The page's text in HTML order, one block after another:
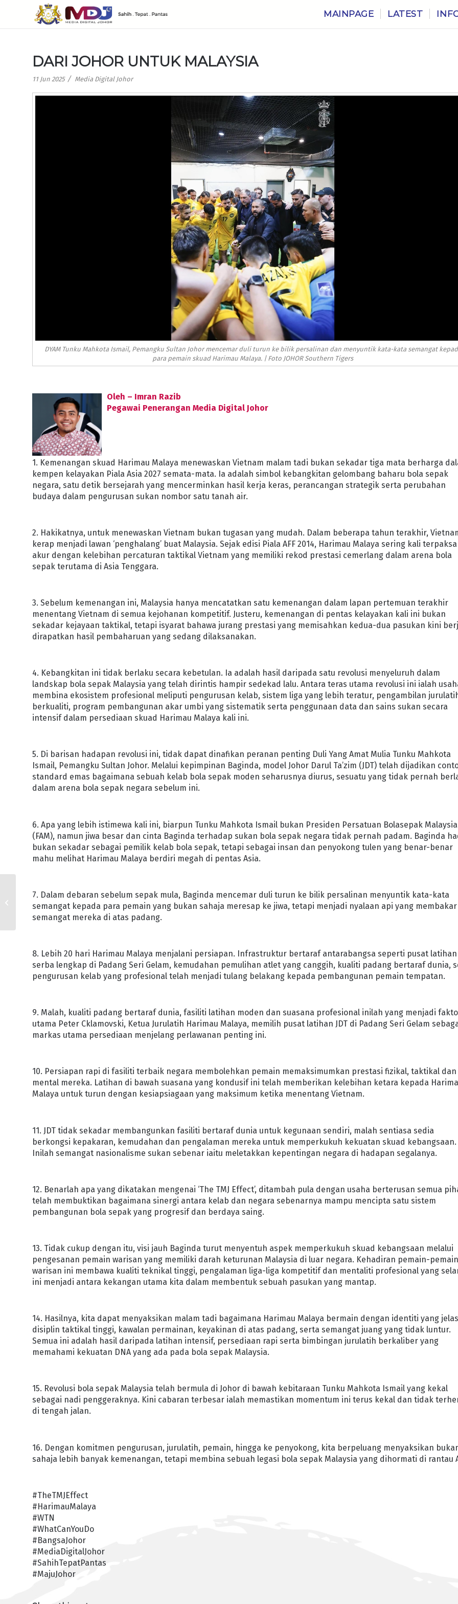
MAINPAGE LATEST
DARI JOHOR UNTUK MALAYSIA
11 Jun 2025 / Media Digital Johor
DYAM Tunku Mahkota Ismail, Pemangku Sultan Johor mencemar duli turun ke bilik persalinan dan menyuntik kata-kata semangat
para pemain skuad Harimau Malaya. | Foto JOHOR Southern Tigers
Oleh – Imran Razib
Pegawai Penerangan Media Digital Johor
1. Kemenangan skuad Harimau Malaya menewaskan Vietnam malam tadi bukan sekadar tiga mata berharga
kempen kelayakan Piala Asia 2027 semata-mata. Ia adalah simbol kebangkitan gelombang baharu bola sepak
negara, satu detik bersejarah yang mencerminkan hasil kerja keras, perancangan strategik serta perubahan
budaya dalam pengurusan sukan nombor satu tanah air.
2. Hakikatnya, untuk menewaskan Vietnam bukan tugasan yang mudah. Dalam beberapa tahun terakhir,
kerap menjadi lawan ‘penghalang’ buat Malaysia. Sejak edisi Piala AFF 2014, Harimau Malaya sering kali terpaksa
akur dengan kelebihan percaturan taktikal Vietnam yang memiliki rekod prestasi cemerlang dalam arena bola
sepak terutama di Asia Tenggara.
3. Sebelum kemenangan ini, Malaysia hanya mencatatkan satu kemenangan dalam lapan pertemuan terakhir
menentang Vietnam di semua kejohanan kompetitif. Justeru, kemenangan di pentas kelayakan kali ini bukan
sekadar kejayaan taktikal, tetapi isyarat bahawa jurang prestasi yang memisahkan kedua-dua pasukan kini
dirapatkan hasil pembaharuan yang sedang dilaksanakan.
4. Kebangkitan ini tidak berlaku secara kebetulan. Ia adalah hasil daripada satu revolusi menyeluruh dalam
landskap bola sepak Malaysia yang telah dirintis hampir sedekad lalu. Antara teras utama revolusi ini ialah
membina ekosistem profesional meliputi pengurusan kelab, sistem liga yang lebih teratur, pengambilan
berkualiti, program pembangunan akar umbi yang sistematik serta penggunaan data dan sains sukan secara
intensif dalam persediaan skuad Harimau Malaya kali ini.
5. Di barisan hadapan revolusi ini, tidak dapat dinafikan peranan penting Duli Yang Amat Mulia Tunku Mahkota
Ismail, Pemangku Sultan Johor. Melalui kepimpinan Baginda, model Johor Darul Ta’zim (JDT) telah dijadikan
standard emas bagaimana sebuah kelab bola sepak moden seharusnya diurus, sesuatu yang tidak pernah
dalam arena bola sepak negara sebelum ini.
6. Apa yang lebih istimewa kali ini, biarpun Tunku Mahkota Ismail bukan Presiden Persatuan Bolasepak Malaysia
(FAM), namun jiwa besar dan cinta Baginda terhadap sukan bola sepak negara tidak pernah padam. Baginda
bukan sekadar sebagai pemilik kelab bola sepak, tetapi sebagai insan dan penyokong tulen yang benar-benar
mahu melihat Harimau Malaya berdiri megah di pentas Asia.
7. Dalam debaran sebelum sepak mula, Baginda mencemar duli turun ke bilik persalinan menyuntik kata-kata
semangat kepada para pemain yang bukan sahaja meresap ke jiwa, tetapi menjadi nyalaan api yang membakar
semangat mereka di atas padang.
8. Lebih 20 hari Harimau Malaya menjalani persiapan. Infrastruktur bertaraf antarabangsa seperti pusat latihan
serba lengkap di Padang Seri Gelam, kemudahan pemulihan atlet yang canggih, kualiti padang bertaraf dunia,
pengurusan kelab yang profesional telah menjadi tulang belakang kepada pembangunan pemain tempatan.
9. Malah, kualiti padang bertaraf dunia, fasiliti latihan moden dan suasana profesional inilah yang menjadi
utama Peter Cklamovski, Ketua Jurulatih Harimau Malaya, memilih pusat latihan JDT di Padang Seri Gelam
markas utama persediaan menjelang perlawanan penting ini.
10. Persiapan rapi di fasiliti terbaik negara membolehkan pemain memaksimumkan prestasi fizikal, taktikal dan
mental mereka. Latihan di bawah suasana yang kondusif ini telah memberikan kelebihan ketara kepada
Malaya untuk turun dengan kesiapsiagaan yang maksimum ketika menentang Vietnam.
11. JDT tidak sekadar membangunkan fasiliti bertaraf dunia untuk kegunaan sendiri, malah sentiasa sedia
berkongsi kepakaran, kemudahan dan pengalaman mereka untuk memperkukuh kekuatan skuad kebangsaan.
Inilah semangat nasionalisme sukan sebenar iaitu meletakkan kepentingan negara di hadapan segalanya.
12. Benarlah apa yang dikatakan mengenai ‘The TMJ Effect’, ditambah pula dengan usaha berterusan semua
telah membuktikan bagaimana sinergi antara kelab dan negara sebenarnya mampu mencipta satu sistem
pembangunan bola sepak yang progresif dan berdaya saing.
13. Tidak cukup dengan itu, visi jauh Baginda turut menyentuh aspek memperkukuh skuad kebangsaan melalui
pengesanan pemain warisan yang memiliki darah keturunan Malaysia di luar negara. Kehadiran pemain-pemain
warisan ini membawa kualiti teknikal tinggi, pengalaman liga-liga kompetitif dan mentaliti profesional yang
ini menjadi antara kekangan utama kita dalam membentuk sebuah pasukan yang mantap.
14. Hasilnya, kita dapat menyaksikan malam tadi bagaimana Harimau Malaya bermain dengan identiti yang
disiplin taktikal tinggi, kawalan permainan, keyakinan di atas padang, serta semangat juang yang tidak luntur.
Semua ini adalah hasil daripada latihan intensif, persediaan rapi serta bimbingan jurulatih berkaliber yang
memahami kekuatan DNA yang ada pada bola sepak Malaysia.
15. Revolusi bola sepak Malaysia telah bermula di Johor di bawah kebitaraan Tunku Mahkota Ismail yang kekal
sebagai nadi penggeraknya. Kini cabaran terbesar ialah memastikan momentum ini terus kekal dan tidak
di tengah jalan.
16. Dengan komitmen pengurusan, jurulatih, pemain, hingga ke penyokong, kita berpeluang menyaksikan
sahaja lebih banyak kemenangan, tetapi membina sebuah legasi bola sepak Malaysia yang dihormati di rantau
#TheTMJEffect
#HarimauMalaya
#WTN
#WhatCanYouDo
#BangsaJohor
#MediaDigitalJohor
#SahihTepatPantas
#MajuJohor
CADANG TUBUH IPT
BERTERASKAN IDENTITI